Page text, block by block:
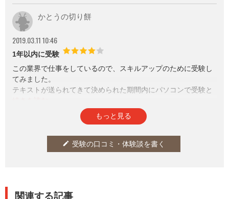
かとうの切り餅
2019.03.11 10:46
1年以内に受験
この業界で仕事をしているので、スキルアップのために受験し
てみました。
テキストが送られてきて決められた期間内にパソコンで受験と
問題は、よく読まないと間違えてしまうようなひっかけ問題が
ありますが、ギリギリで合格できました。
もっと見る
edit 受験の口コミ・体験談を書く
関連する記事